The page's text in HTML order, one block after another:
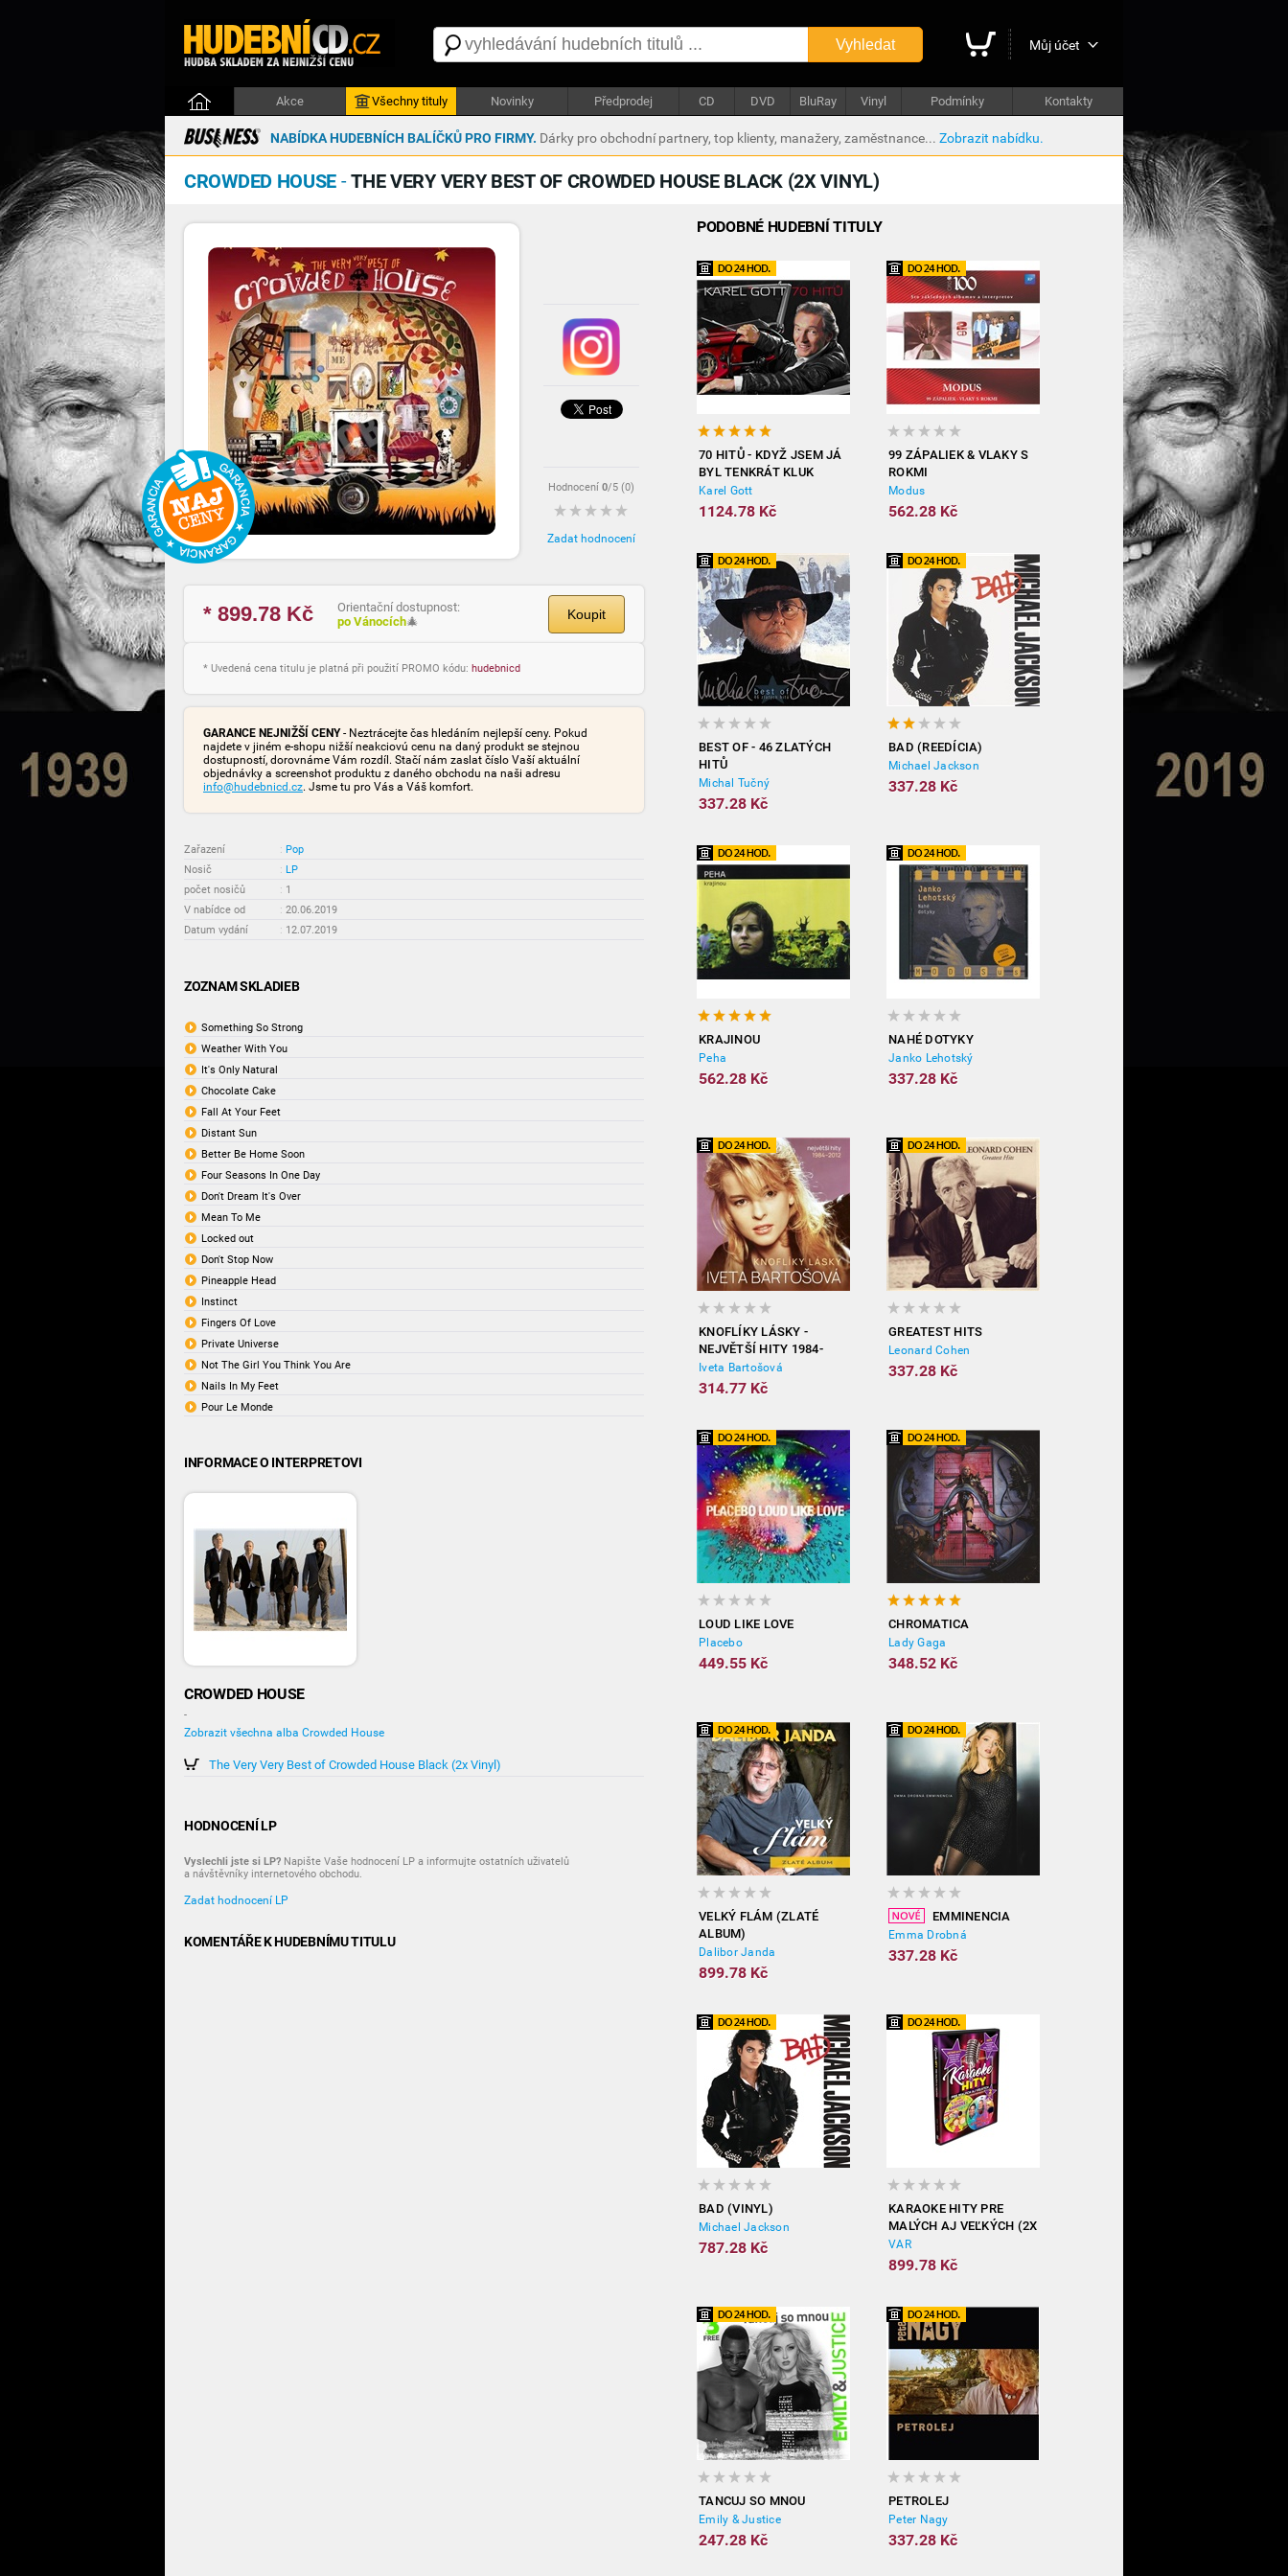
Vyhledat Můj účet
Akce Všechny tituly Novinky Předprodej CD DVD BluRay Vinyl Podmínky Kontakty
NABÍDKA HUDEBNÍCH BALÍČKŮ PRO FIRMY. Dárky pro obchodní partnery, top klienty, manažery, zaměstnance... Zobrazit nabídku.
CROWDED HOUSE -THE VERY VERY BEST OF CROWDED HOUSE BLACK (2X VINYL)
Hodnocení 0/5 (0)
Zadat hodnocení
* 899.78 Kč
Orientační dostupnost:
po Vánocích🎄 Koupit
* Uvedená cena titulu je platná při použití PROMO kódu: hudebnicd
GARANCE NEJNIŽŠÍ CENY- Neztrácejte čas hledáním nejlepší ceny. Pokud
najdete v jiném e-shopu nižší neakciovú cenu na daný produkt se stejnou
dostupností, dorovnáme Vám rozdíl. Stačí nám zaslat číslo Vaší aktuální
objednávky a screenshot produktu z daného obchodu na naši adresu
info@hudebnicd.cz. Jsme tu pro Vás a Váš komfort.
Zařazení : Pop
Nosič
: LP
počet nosičů
: 1
V nabídce od
: 20.06.2019
Datum vydání
: 12.07.2019
ZOZNAM SKLADIEB
Something So Strong
Weather With You
It's Only Natural
Chocolate Cake
Fall At Your Feet
Distant Sun
Better Be Home Soon
Four Seasons In One Day
Don't Dream It's Over
Mean To Me
Locked out
Don't Stop Now
Pineapple Head
Instinct
Fingers Of Love
Private Universe
Not The Girl You Think You Are
Nails In My Feet
Pour Le Monde
INFORMACE O INTERPRETOVI
CROWDED HOUSE
-
Zobrazit všechna alba Crowded House
The Very Very Best of Crowded House Black (2x Vinyl)
HODNOCENÍ LP
Vyslechli jste si LP? Napište Vaše hodnocení LP a informujte ostatních uživatelů
a návštěvníky internetového obchodu.
Zadat hodnocení LP
KOMENTÁŘE K HUDEBNÍMU TITULU
PODOBNÉ HUDEBNÍ TITULY
70 HITŮ - KDYŽ JSEM JÁ
BYL TENKRÁT KLUK
(3CD)
Karel Gott
1124.78 Kč
99 ZÁPALIEK & VLAKY S
ROKMI
Modus
562.28 Kč
BEST OF - 46 ZLATÝCH
HITŮ
Michal Tučný
337.28 Kč
BAD (REEDÍCIA)
Michael Jackson
337.28 Kč
KRAJINOU
Peha
562.28 Kč
NAHÉ DOTYKY
Janko Lehotský
337.28 Kč
KNOFLÍKY LÁSKY -
NEJVĚTŠÍ HITY 1984-
2012
Iveta Bartošová
314.77 Kč
GREATEST HITS
Leonard Cohen
337.28 Kč
LOUD LIKE LOVE
Placebo
449.55 Kč
CHROMATICA
Lady Gaga
348.52 Kč
VELKÝ FLÁM (ZLATÉ
ALBUM)
Dalibor Janda
899.78 Kč
EMMINENCIA
Emma Drobná
337.28 Kč
BAD (VINYL)
Michael Jackson
787.28 Kč
KARAOKE HITY PRE
MALÝCH AJ VEĽKÝCH (2X
DVD)
VAR
899.78 Kč
TANCUJ SO MNOU
Emily & Justice
247.28 Kč
PETROLEJ
Peter Nagy
337.28 Kč